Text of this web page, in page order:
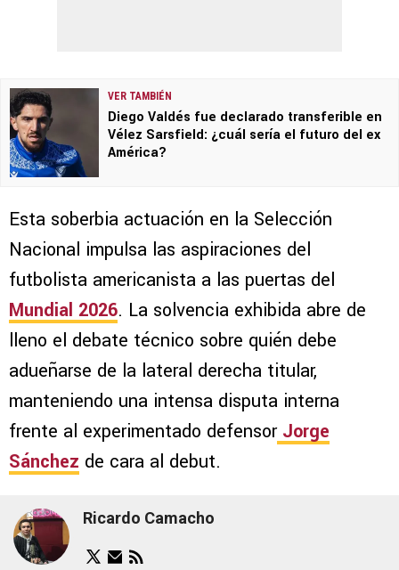
VER TAMBIÉN
Diego Valdés fue declarado transferible en
Vélez Sarsfield: ¿cuál sería el futuro del ex
América?
Esta soberbia actuación en la Selección
Nacional impulsa las aspiraciones del
futbolista americanista a las puertas del
Mundial 2026. La solvencia exhibida abre de
lleno el debate técnico sobre quién debe
adueñarse de la lateral derecha titular,
manteniendo una intensa disputa interna
frente al experimentado defensor Jorge
Sánchez de cara al debut.
Ricardo Camacho